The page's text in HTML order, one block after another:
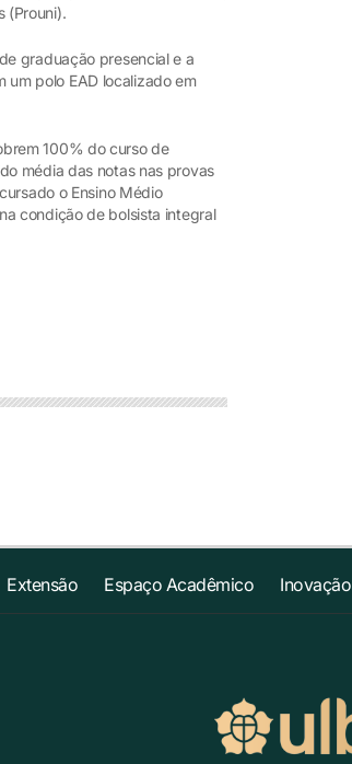
(Prouni).
graduação presencial e a
um polo EAD localizado em
100% do curso de
média das notas nas provas
o Ensino Médio
condição de bolsista integral
Extensão Espaço Acadêmico Inovação